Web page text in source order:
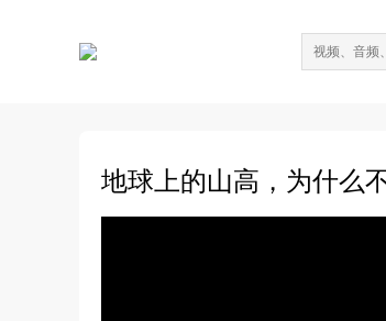
地球上的山高，为什么